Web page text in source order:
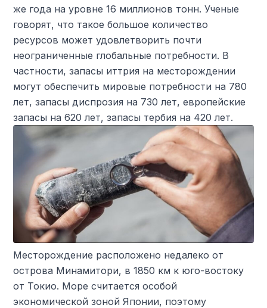
же года на уровне 16 миллионов тонн. Ученые
говорят, что такое большое количество
ресурсов может удовлетворить почти
неограниченные глобальные потребности. В
частности, запасы иттрия на месторождении
могут обеспечить мировые потребности на 780
лет, запасы диспрозия на 730 лет, европейские
запасы на 620 лет, запасы тербия на 420 лет.
Месторождение расположено недалеко от
острова Минамитори, в 1850 км к юго-востоку
от Токио. Море считается особой
экономической зоной Японии, поэтому